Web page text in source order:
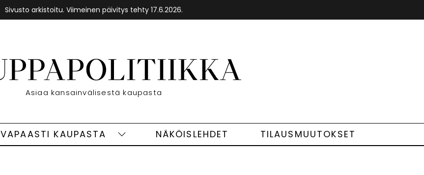
Sivusto arkistoitu. Viimeinen päivitys tehty 17.6.2026.
Etusivu
Asiaa kansainvälisestä kaupasta
VAPAASTI KAUPASTA
VapaastiNÄKÖISLEHDET TILAUSMUUTOKSET